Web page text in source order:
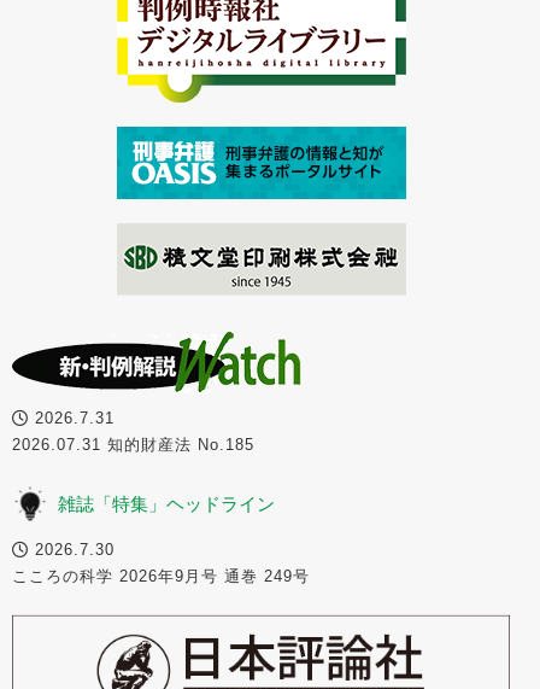
2026.7.31
2026.07.31 知的財産法 No.185
雑誌「特集」ヘッドライン
2026.7.30
こころの科学 2026年9月号 通巻 249号